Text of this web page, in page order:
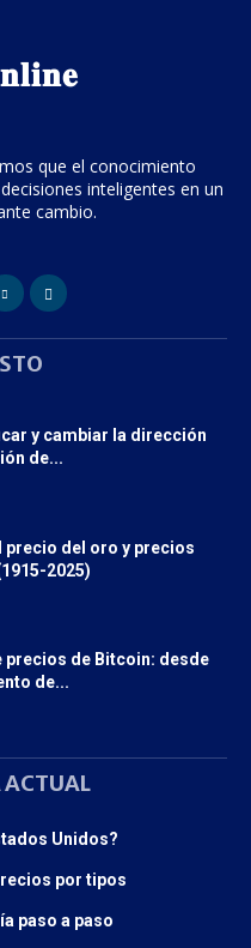
que el conocimiento
inteligentes en un
cambio.
y cambiar la dirección
de...
precio del oro y precios
2025)
precios de Bitcoin: desde
de...
ACTUAL
Unidos?
por tipos
paso a paso